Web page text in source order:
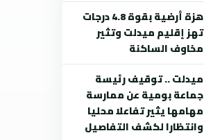
هزة أرضية بقوة 4.8 درجات
تهز إقليم ميدلت وتثير
مخاوف الساكنة
ميدلت .. توقيف رئيسة
جماعة بومية عن ممارسة
مهامها يثير تفاعلا محليا
وانتظارا لكشف التفاصيل